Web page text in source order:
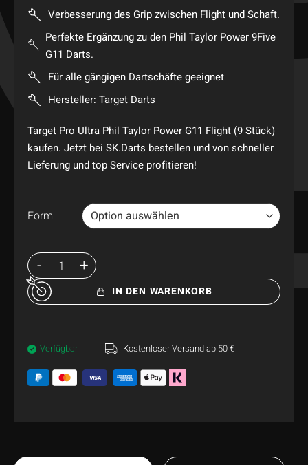
Verbesserung des Grip zwischen Flight und Schaft.
Perfekte Ergänzung zu den Phil Taylor Power 9Five
G11 Darts.
Für alle gängigen Dartschäfte geeignet
Hersteller: Target Darts
Target Pro Ultra Phil Taylor Power G11 Flight (9 Stück)
kaufen. Jetzt bei SK.Darts bestellen und von schneller
Lieferung und top Service profitieren!
Form
IN DEN WARENKORB
Verfügbar Kostenloser Versand ab 50 €